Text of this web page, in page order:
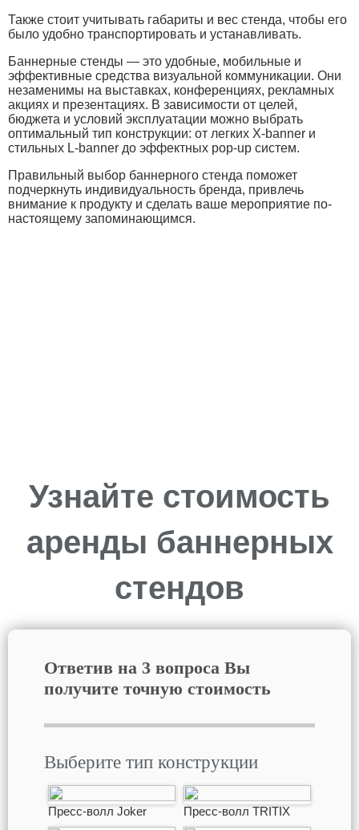
Также стоит учитывать габариты и вес стенда, чтобы его
было удобно транспортировать и устанавливать.
Баннерные стенды — это удобные, мобильные и
эффективные средства визуальной коммуникации. Они
незаменимы на выставках, конференциях, рекламных
акциях и презентациях. В зависимости от целей,
бюджета и условий эксплуатации можно выбрать
оптимальный тип конструкции: от легких X-banner и
стильных L-banner до эффектных pop-up систем.
Правильный выбор баннерного стенда поможет
подчеркнуть индивидуальность бренда, привлечь
внимание к продукту и сделать ваше мероприятие по-
настоящему запоминающимся.
Узнайте стоимость
аренды баннерных
стендов
Ответив на 3 вопроса Вы
получите точную стоимость
Выберите тип конструкции
Пресс-волл Joker Пресс-волл TRITIX